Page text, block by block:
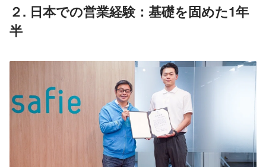
２. 日本での営業経験：基礎を固めた1年
半